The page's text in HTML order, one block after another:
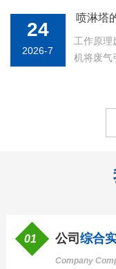
对安徽不
24
2026-7
喷淋塔
工作原理
机将废气
过喷嘴
废气的
01 公司 综合
Company